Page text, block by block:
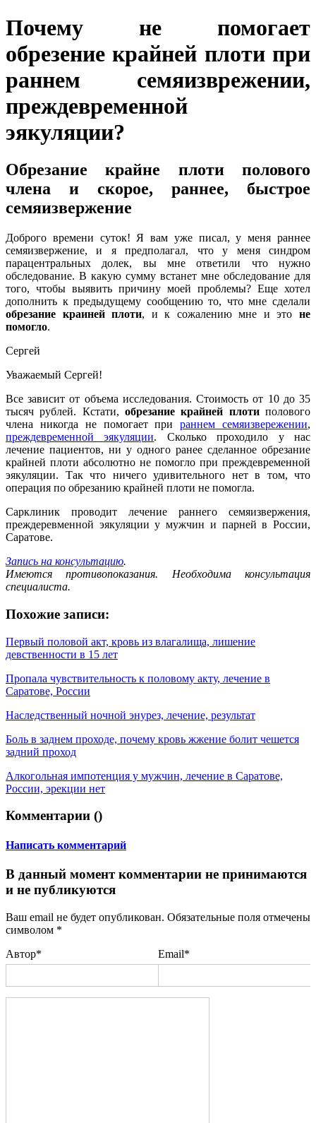
Почему не помогает
обрезение крайней плоти при
раннем семяизврежении,
преждевременной
эякуляции?
Обрезание крайне плоти полового
члена и скорое, раннее, быстрое
семяизвержение
Доброго времени суток! Я вам уже писал, у меня раннее
семяизвержение, и я предполагал, что у меня синдром
парацентральных долек, вы мне ответили что нужно
обследование. В какую сумму встанет мне обследование для
того, чтобы выявить причину моей проблемы? Еще хотел
дополнить к предыдущему сообщению то, что мне сделали
обрезание краиней плоти, и к сожалению мне и этоне
помогло.
Сергей
Уважаемый Сергей!
Все зависит от объема исследования. Стоимость от 10 до 35
тысяч рублей. Кстати, обрезание крайней плотиполового
члена никогда не помогает прираннем семяизвережении,
преждевременной эякуляции. Сколько проходило у нас
лечение пациентов, ни у одного ранее сделанное обрезание
крайней плоти абсолютно не помогло при преждевременной
эякуляции. Так что ничего удивительного нет в том, что
операция по обрезанию крайней плоти не помогла.
Сарклиник проводит лечение раннего семяизвержения,
преждеревменной эякуляции у мужчин и парней в России,
Саратове.
Запись на консультацию.
Имеются противопоказания. Необходима консультация
специалиста.
Похожие записи:
Первый половой акт, кровь из влагалища, лишение
девственности в 15 лет
Пропала чувствительность к половому акту, лечение в
Саратове, России
Наследственный ночной энурез, лечение, результат
Боль в заднем проходе, почему кровь жжение болит чешется
задний проход
Алкогольная импотенция у мужчин, лечение в Саратове,
России, эрекции нет
Комментарии ()
Написать комментарий
В данный момент комментарии не принимаются
и не публикуются
Ваш email не будет опубликован. Обязательные поля отмечены
символом *
Автор*
Email*